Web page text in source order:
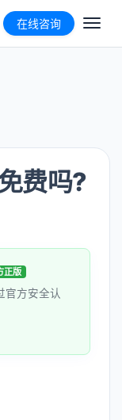
在线咨询
费吗?
正版
官方安全认